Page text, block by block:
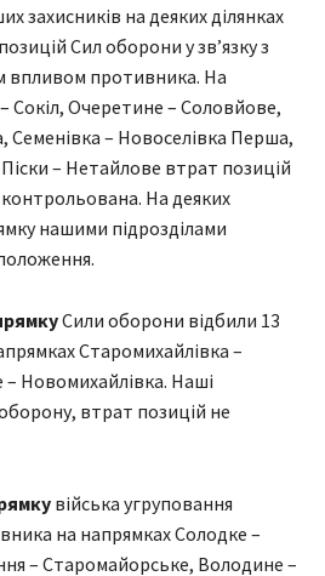
захисників на деяких ділянках
Сил оборони у звʼязку з
впливом противника. На
Сокіл, Очеретине – Соловйове,
Семенівка – Новоселівка Перша,
– Нетайлове втрат позицій
На деяких
нашими підрозділами
Сили оборони відбили 13
Старомихайлівка –
– Новомихайлівка. Наші
втрат позицій не
війська угруповання
на напрямках Солодке –
– Старомайорське, Володине –